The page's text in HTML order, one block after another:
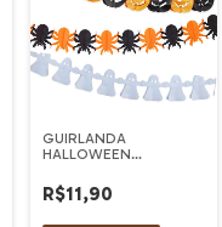
GUIRLANDA
HALLOWEEN
R$11,90